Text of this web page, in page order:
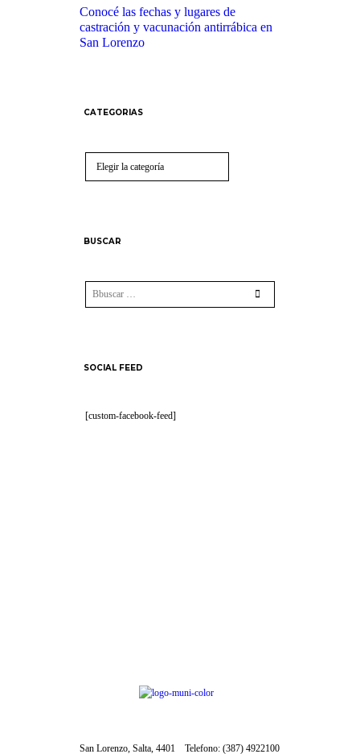
Conocé las fechas y lugares de
castración y vacunación antirrábica en
San Lorenzo
CATEGORIAS
BUSCAR
SOCIAL FEED
[custom-facebook-feed]
Telefono: (387) 4922100
San Lorenzo, Salta, 4401